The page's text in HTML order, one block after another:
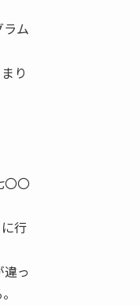
ム
り
〇〇
行
っ